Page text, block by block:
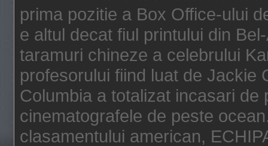
prima pozitie a Box Office-ului
e altul decat fiul printului din
taramuri chineze a celebrului
profesorului fiind luat de Jackie
Columbia a totalizat incasari
cinematografele de peste
clasamentului american,